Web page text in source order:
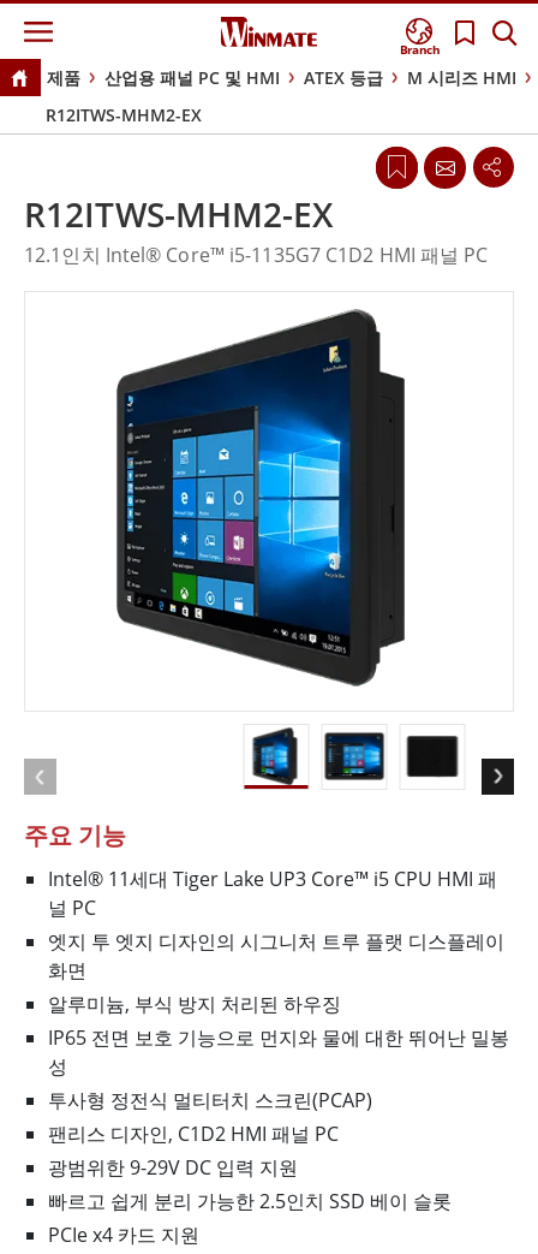
Branch
제품 산업용 패널 PC 및 HMI ATEX 등급
M 시리즈 HMI
R12ITWS-MHM2-EX
주요 기능
Intel® 11세대 Tiger Lake UP3 Core™ i5 CPU HMI 패
널 PC
엣지 투 엣지 디자인의 시그니처 트루 플랫 디스플레이
화면
알루미늄, 부식 방지 처리된 하우징
IP65 전면 보호 기능으로 먼지와 물에 대한 뛰어난 밀봉
성
투사형 정전식 멀티터치 스크린(PCAP)
팬리스 디자인, C1D2 HMI 패널 PC
광범위한 9-29V DC 입력 지원
빠르고 쉽게 분리 가능한 2.5인치 SSD 베이 슬롯
PCIe x4 카드 지원
R12ITWS-MHM2-EX
12.1인치 Intel® Core™ i5-1135G7 C1D2 HMI 패널 PC